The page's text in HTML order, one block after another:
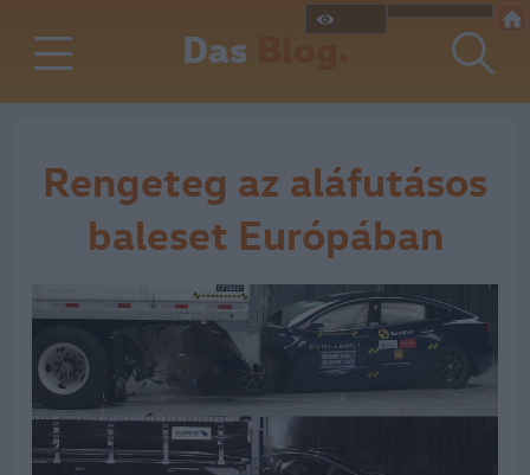
Das Blog.
Rengeteg az aláfutásos
baleset Európában